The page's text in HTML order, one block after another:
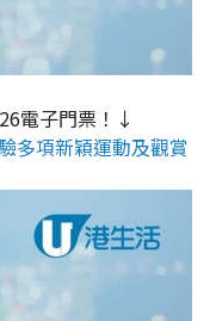
電子門票！↓
多項新穎運動及觀賞